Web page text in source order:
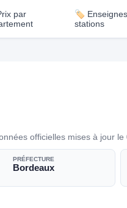
par
🏷️ Enseignes
stations
officielles mises à jour le
PRÉFECTURE
Bordeaux